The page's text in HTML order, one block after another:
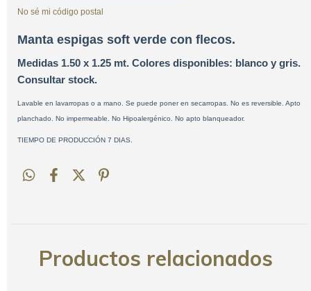
No sé mi código postal
Manta espigas soft verde con flecos.
Medidas 1.50 x 1.25 mt. Colores disponibles: blanco y gris.
Consultar stock.
Lavable en lavarropas o a mano. Se puede poner en secarropas. No es reversible. Apto
planchado. No impermeable. No Hipoalergénico. No apto blanqueador.
TIEMPO DE PRODUCCIÓN 7 DIAS.
Productos relacionados